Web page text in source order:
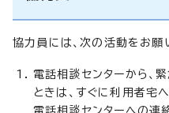
協力員には、次の活動をお願
電話相談センターから、
ときは、すぐに利用者宅
電話相談センターへの連